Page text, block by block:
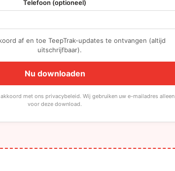
Telefoon (optioneel)
af en toe TeepTrak-updates te ontvangen (altijd
uitschrijfbaar).
Nu downloaden
met ons privacybeleid. Wij gebruiken uw e-mailadres alleen
voor deze download.